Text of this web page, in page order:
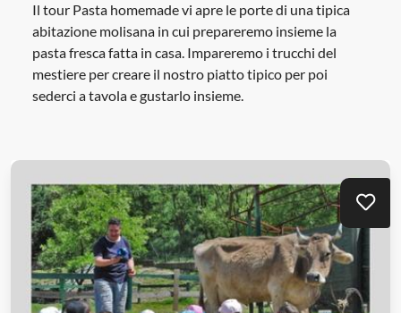
Il tour Pasta homemade vi apre le porte di una tipica
abitazione molisana in cui prepareremo insieme la
pasta fresca fatta in casa. Impareremo i trucchi del
mestiere per creare il nostro piatto tipico per poi
sederci a tavola e gustarlo insieme.